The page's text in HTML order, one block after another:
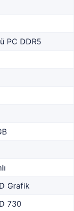
PC DDR5
Grafik
730